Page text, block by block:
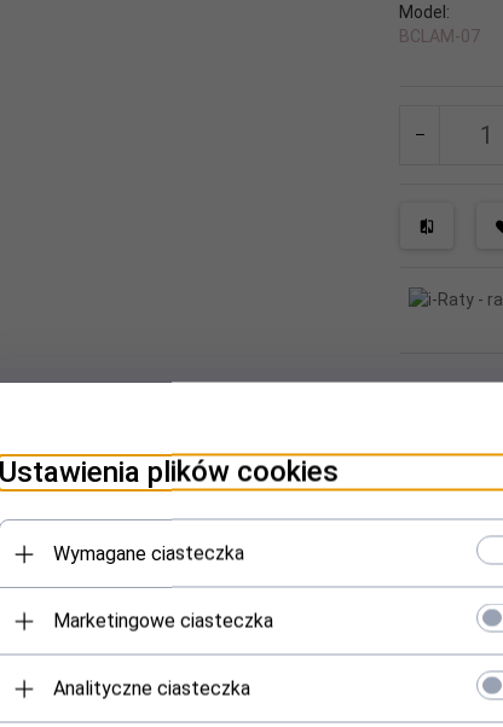
Model:
BCLAM-07
Ustawienia plików cookies
Wymagane ciasteczka
Marketingowe ciasteczka
Analityczne ciasteczka